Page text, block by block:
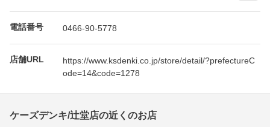
電話番号 0466-90-5778
店舗URL
https://www.ksdenki.co.jp/store/detail/?prefectureC
ode=14&code=1278
ケーズデンキ/辻堂店の近くのお店